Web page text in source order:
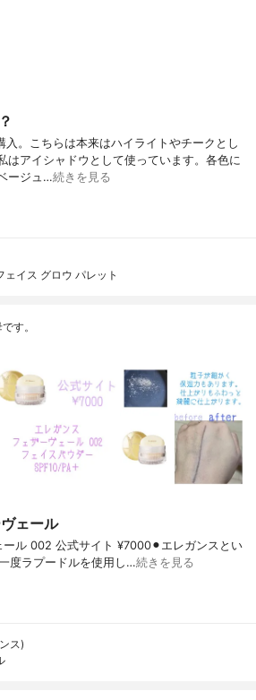
。こちらは本来はハイライトやチークとし
はアイシャドウとして使っています。各色に
ージュ…続きを見る
ェイス グロウ パレット
す。
ェール
ール 002 公式サイト ¥7000⚫︎エレガンスとい
度ラプードルを使用し…続きを見る
ス)